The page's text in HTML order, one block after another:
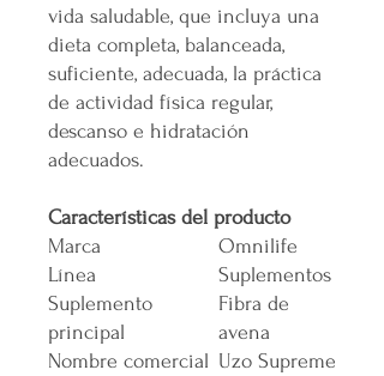
vida saludable, que incluya una
dieta completa, balanceada,
suficiente, adecuada, la práctica
de actividad física regular,
descanso e hidratación
adecuados.
Características del producto
Marca
Omnilife
Línea
Suplementos
Suplemento
principal
Fibra de
avena
Nombre comercial Uzo Supreme